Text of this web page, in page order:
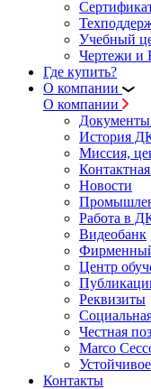
Учебный
Чертежи и
Где купить?
О компании
О компании
Документы
История
Миссия,
Новости
Работа в
Видеобанк
Центр
Реквизиты
Честная
Marco
Контакты